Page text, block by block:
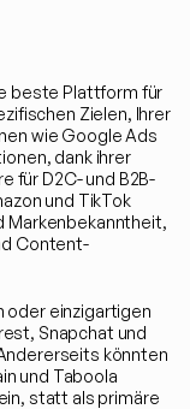
beste Plattform für
Zielen, Ihrer
wie Google Ads
dank ihrer
für D2C- und B2B-
und TikTok
Markenbekanntheit,
Content-
oder einzigartigen
Snapchat und
könnten
und Taboola
statt als primäre